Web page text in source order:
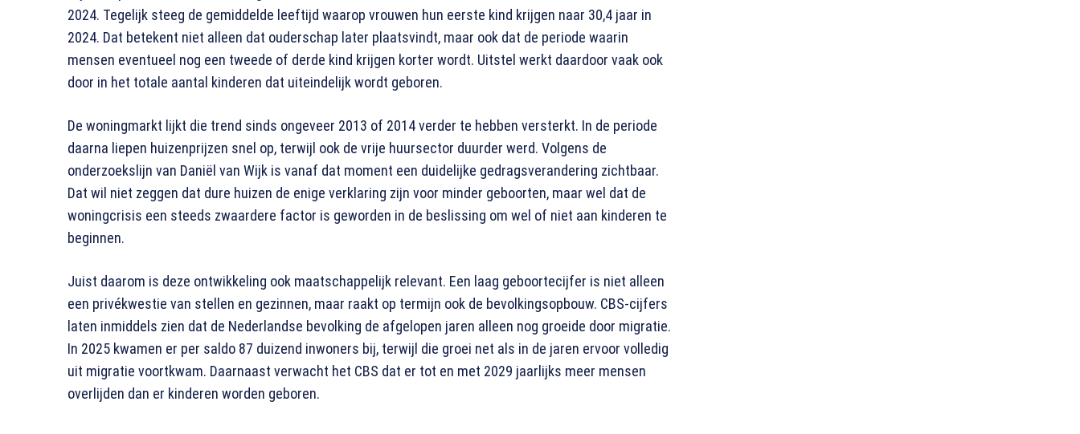
2024. Tegelijk steeg de gemiddelde leeftijd waarop vrouwen hun eerste kind krijgen naar 30,4 jaar in
2024. Dat betekent niet alleen dat ouderschap later plaatsvindt, maar ook dat de periode waarin
mensen eventueel nog een tweede of derde kind krijgen korter wordt. Uitstel werkt daardoor vaak ook
door in het totale aantal kinderen dat uiteindelijk wordt geboren.
De woningmarkt lijkt die trend sinds ongeveer 2013 of 2014 verder te hebben versterkt. In de periode
daarna liepen huizenprijzen snel op, terwijl ook de vrije huursector duurder werd. Volgens de
onderzoekslijn van Daniël van Wijk is vanaf dat moment een duidelijke gedragsverandering zichtbaar.
Dat wil niet zeggen dat dure huizen de enige verklaring zijn voor minder geboorten, maar wel dat de
woningcrisis een steeds zwaardere factor is geworden in de beslissing om wel of niet aan kinderen te
beginnen.
Juist daarom is deze ontwikkeling ook maatschappelijk relevant. Een laag geboortecijfer is niet alleen
een privékwestie van stellen en gezinnen, maar raakt op termijn ook de bevolkingsopbouw. CBS-cijfers
laten inmiddels zien dat de Nederlandse bevolking de afgelopen jaren alleen nog groeide door migratie.
In 2025 kwamen er per saldo 87 duizend inwoners bij, terwijl die groei net als in de jaren ervoor volledig
uit migratie voortkwam. Daarnaast verwacht het CBS dat er tot en met 2029 jaarlijks meer mensen
overlijden dan er kinderen worden geboren.